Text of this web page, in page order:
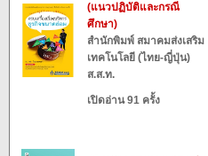
(แนวปฏิบัติและกรณี
ศึกษา)
สำนักพิมพ์ สมาคมส่งเสริม
เทคโนโลยี (ไทย-ญี่ปุ่น)
ส.ส.ท.
เปิดอ่าน 91 ครั้ง